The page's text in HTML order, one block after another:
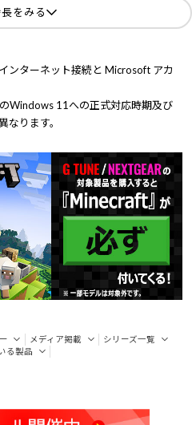
をみる
ンターネット接続と Microsoft アカ
Windows 11への正式対応時期及び
なります。
メディア掲載
シリーズ一覧
る製品